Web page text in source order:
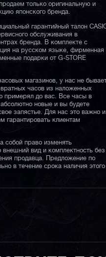
только оригинальную и
японского бренда.
гарантийный талон
обслуживания в
бренда. В комплекте с
на русском языке, фирменная
подарки от G-STORE
магазинов, у нас не
часов из наложенных
примерял до вас. Все часы в
новые и вы будете
запястье. Для нас это важно и
гарантировать клиентам
собой право изменять
внешний вид и комплектность без
продавца. Предложение по
в течение срока наличия этого